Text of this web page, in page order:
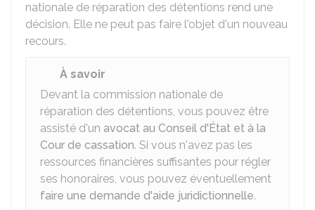
nationale de réparation des détentions rend une
décision. Elle ne peut pas faire l'objet d'un nouveau
recours.
À savoir
Devant la commission nationale de
réparation des détentions, vous pouvez être
assisté d'un avocat au Conseil d'État et à la
Cour de cassation. Si vous n'avez pas les
ressources financières suffisantes pour régler
ses honoraires, vous pouvez éventuellement
faire une demande d'aide juridictionnelle.